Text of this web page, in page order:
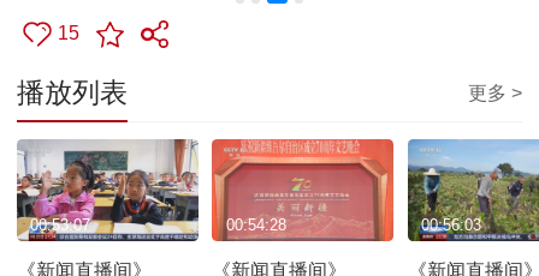
15
播放列表 更多 >
《新闻直播间》
00:53:07
《新闻直播间》
00:54:28
《新闻直播间
00:56:03